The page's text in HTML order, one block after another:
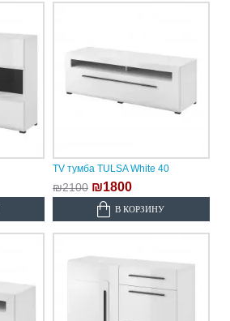
TV тумба TULSA White 40
₪2100 ₪1800
В КОРЗИНУ